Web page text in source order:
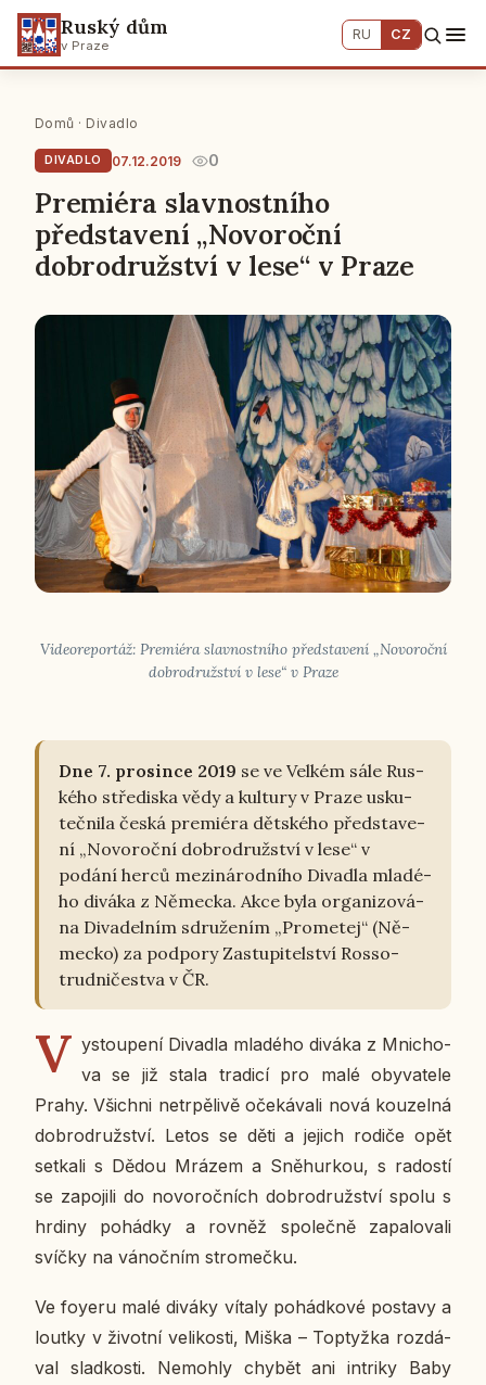
Ruský dům
v Praze
RU CZ
Domů · Divadlo
DIVADLO 07.12.2019 0
Premiéra slavnostního
představení „Novoroční
dobrodružství v lese“ v Praze
Vi­deo­re­por­táž: Pre­mi­é­ra slav­nost­ní­ho před­sta­ve­ní „No­vo­roč­ní
dob­ro­druž­ství v lese“ v Praze
Dne 7. pro­sin­ce 2019 se ve Velkém sále Rus­
ké­ho stře­dis­ka vědy a kul­tu­ry v Praze usku­
teč­ni­la česká pre­mi­é­ra dět­ské­ho před­sta­ve­
ní „No­vo­roč­ní dob­ro­druž­ství v lese“ v
podání herců me­zi­ná­rod­ní­ho Di­va­dla mla­dé­
ho diváka z Ně­mec­ka. Akce byla or­ga­ni­zo­vá­
na Di­va­del­ním sdru­že­ním „Pro­me­tej“ (Ně­
mec­ko) za pod­po­ry Za­stu­pi­tel­ství Ros­so­
trud­ni­čestva v ČR.
V y­stou­pe­ní Di­va­dla mla­dé­ho diváka z Mni­cho­
va se již stala tra­di­cí pro malé oby­va­te­le
Prahy. Všich­ni ne­tr­pě­li­vě oče­ká­va­li nová kou­zel­ná
dob­ro­druž­ství. Letos se děti a jejich rodiče opět
se­tka­li s Dědou Mrázem a Sně­hur­kou, s ra­dos­tí
se za­po­ji­li do no­vo­roč­ních dob­ro­druž­ství spolu s
hrdiny po­hád­ky a rovněž spo­leč­ně za­pa­lo­va­li
svíčky na vá­noč­ním stro­meč­ku.
Ve foyeru malé diváky vítaly po­hád­ko­vé po­sta­vy a
loutky v ži­vot­ní ve­li­kos­ti, Miška – Toptyžka roz­dá­
val slad­kos­ti. Ne­moh­ly chybět ani in­tri­ky Baby